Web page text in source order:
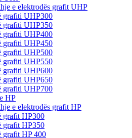
e elektrodës grafit UHP
grafiti UHP300
grafiti UHP350
grafiti UHP400
grafiti UHP450
grafiti UHP500
grafiti UHP550
grafiti UHP600
grafiti UHP650
grafiti UHP700
HP
e elektrodës grafit HP
grafit HP300
grafit HP350
grafit HP 400